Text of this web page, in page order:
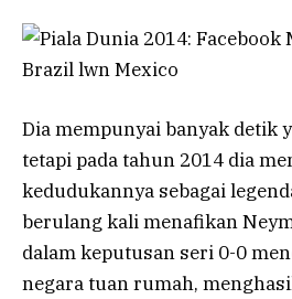
Dia mempunyai banyak detik
tetapi pada tahun 2014 dia
kedudukannya sebagai
berulang kali menafikan
dalam keputusan seri 0-0
negara tuan rumah,